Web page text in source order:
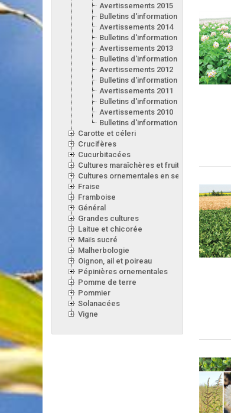
Avertissements 2015
Bulletins d'information 2015
Avertissements 2014
Bulletins d'information 2014
Avertissements 2013
Bulletins d'information 2013
Avertissements 2012
Bulletins d'information 2012
Avertissements 2011
Bulletins d'information 2011
Avertissements 2010
Bulletins d'information 2010
Carotte et céleri
Crucifères
Cucurbitacées
Cultures maraîchères et fruitières en serre
Cultures ornementales en serre
Fraise
Framboise
Général
Grandes cultures
Laitue et chicorée
Maïs sucré
Malherbologie
Oignon, ail et poireau
Pépinières ornementales
Pomme de terre
Pommier
Solanacées
Vigne